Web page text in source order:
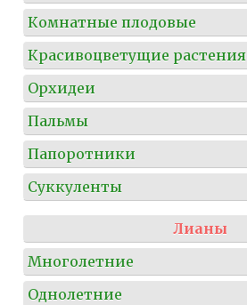
Комнатные плодовые
Красивоцветущие растения
Орхидеи
Пальмы
Папоротники
Суккуленты
Лианы
Многолетние
Однолетние